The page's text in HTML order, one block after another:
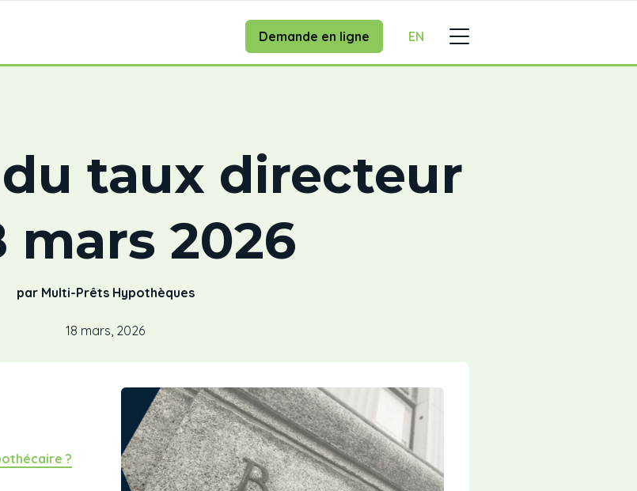
Demande en ligne EN
taux directeur
mars 2026
par Multi-Prêts Hypothèques
18 mars, 2026
?